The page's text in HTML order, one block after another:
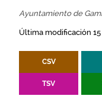
Ayuntamiento de
Última modificación
CSV
TSV